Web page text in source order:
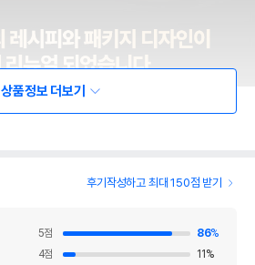
상품정보 더보기
후기작성하고 최대 150점 받기
5점 86%
4점 11%